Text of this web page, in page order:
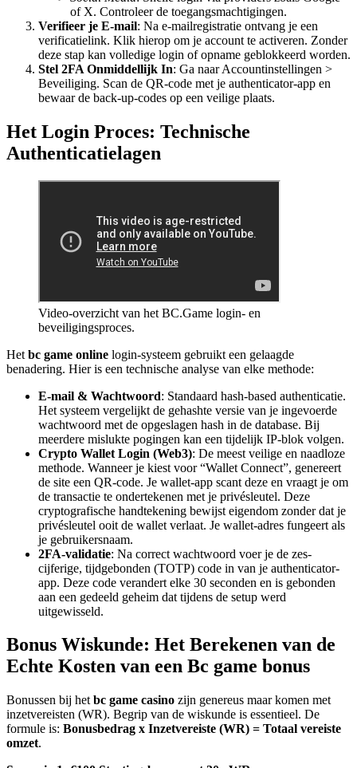
of X. Controleer de toegangsmachtigingen.
Verifieer je E-mail: Na e-mailregistratie ontvang je een
verificatielink. Klik hierop om je account te activeren. Zonder
deze stap kan volledige login of opname geblokkeerd worden.
Stel 2FA Onmiddellijk In: Ga naar Accountinstellingen >
Beveiliging. Scan de QR-code met je authenticator-app en
bewaar de back-up-codes op een veilige plaats.
Het Login Proces: Technische
Authenticatielagen
Video-overzicht van het BC.Game login- en
beveiligingsproces.
Het bc game online login-systeem gebruikt een gelaagde
benadering. Hier is een technische analyse van elke methode:
E-mail & Wachtwoord: Standaard hash-based authenticatie.
Het systeem vergelijkt de gehashte versie van je ingevoerde
wachtwoord met de opgeslagen hash in de database. Bij
meerdere mislukte pogingen kan een tijdelijk IP-blok volgen.
Crypto Wallet Login (Web3): De meest veilige en naadloze
methode. Wanneer je kiest voor “Wallet Connect”, genereert
de site een QR-code. Je wallet-app scant deze en vraagt je om
de transactie te ondertekenen met je privésleutel. Deze
cryptografische handtekening bewijst eigendom zonder dat je
privésleutel ooit de wallet verlaat. Je wallet-adres fungeert als
je gebruikersnaam.
2FA-validatie: Na correct wachtwoord voer je de zes-
cijferige, tijdgebonden (TOTP) code in van je authenticator-
app. Deze code verandert elke 30 seconden en is gebonden
aan een gedeeld geheim dat tijdens de setup werd
uitgewisseld.
Bonus Wiskunde: Het Berekenen van de
Echte Kosten van een Bc game bonus
Bonussen bij het bc game casino zijn genereus maar komen met
inzetvereisten (WR). Begrip van de wiskunde is essentieel. De
formule is: Bonusbedrag x Inzetvereiste (WR) = Totaal vereiste
omzet.